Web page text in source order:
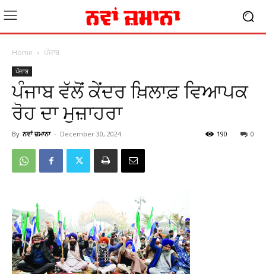
Home ਪੰਜਾਬ
ਪੰਜਾਬ
ਪੰਜਾਬ ਵੱਲੋਂ ਕੇਂਦਰ ਖ਼ਿਲਾਫ਼ ਵਿਆਪਕ
ਰੋਹ ਦਾ ਮੁਜ਼ਾਹਰਾ
By ਨਵਾਂ ਜ਼ਮਾਨਾ - December 30, 2024 0
190